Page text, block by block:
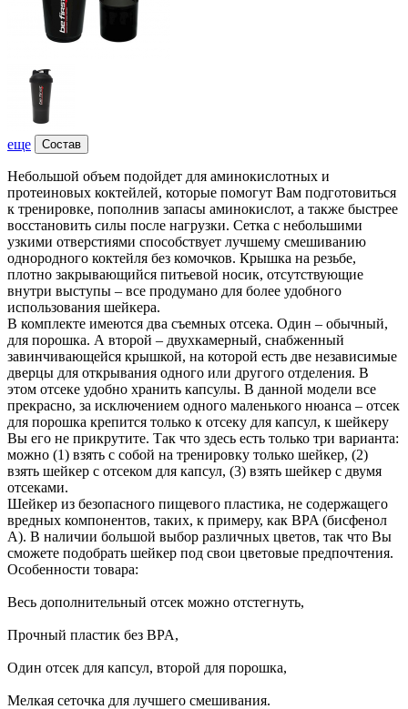
еще Состав
Небольшой объем подойдет для аминокислотных и
протеиновых коктейлей, которые помогут Вам подготовиться
к тренировке, пополнив запасы аминокислот, а также быстрее
восстановить силы после нагрузки. Сетка с небольшими
узкими отверстиями способствует лучшему смешиванию
однородного коктейля без комочков. Крышка на резьбе,
плотно закрывающийся питьевой носик, отсутствующие
внутри выступы – все продумано для более удобного
использования шейкера.
В комплекте имеются два съемных отсека. Один – обычный,
для порошка. А второй – двухкамерный, снабженный
завинчивающейся крышкой, на которой есть две независимые
дверцы для открывания одного или другого отделения. В
этом отсеке удобно хранить капсулы. В данной модели все
прекрасно, за исключением одного маленького нюанса – отсек
для порошка крепится только к отсеку для капсул, к шейкеру
Вы его не прикрутите. Так что здесь есть только три варианта:
можно (1) взять с собой на тренировку только шейкер, (2)
взять шейкер с отсеком для капсул, (3) взять шейкер с двумя
отсеками.
Шейкер из безопасного пищевого пластика, не содержащего
вредных компонентов, таких, к примеру, как BPA (бисфенол
А). В наличии большой выбор различных цветов, так что Вы
сможете подобрать шейкер под свои цветовые предпочтения.
Особенности товара:
Весь дополнительный отсек можно отстегнуть,
Прочный пластик без BPA,
Один отсек для капсул, второй для порошка,
Мелкая сеточка для лучшего смешивания.